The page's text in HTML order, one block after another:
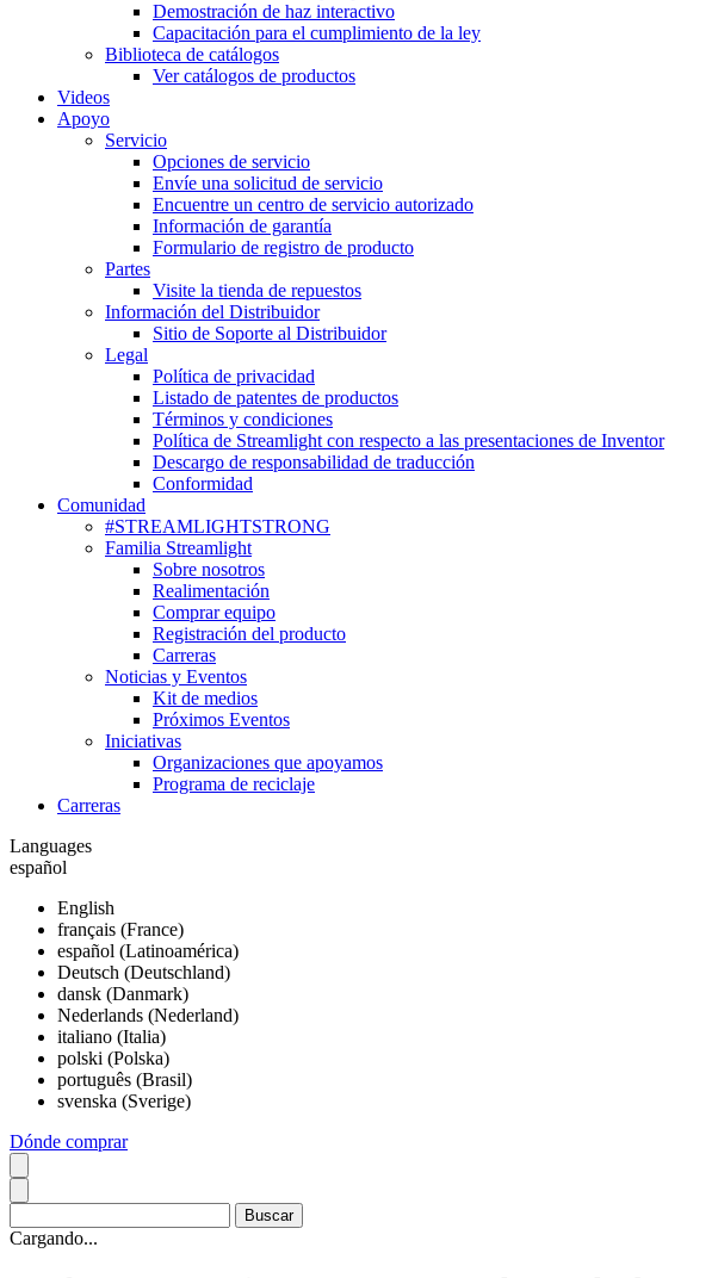
Demostración de haz interactivo
Capacitación para el cumplimiento de la ley
Biblioteca de catálogos
Ver catálogos de productos
Videos
Apoyo
Servicio
Opciones de servicio
Envíe una solicitud de servicio
Encuentre un centro de servicio autorizado
Información de garantía
Formulario de registro de producto
Partes
Visite la tienda de repuestos
Información del Distribuidor
Sitio de Soporte al Distribuidor
Legal
Política de privacidad
Listado de patentes de productos
Términos y condiciones
Política de Streamlight con respecto a las presentaciones de Inventor
Descargo de responsabilidad de traducción
Conformidad
Comunidad
#STREAMLIGHTSTRONG
Familia Streamlight
Sobre nosotros
Realimentación
Comprar equipo
Registración del producto
Carreras
Noticias y Eventos
Kit de medios
Próximos Eventos
Iniciativas
Organizaciones que apoyamos
Programa de reciclaje
Carreras
Languages
español
English
français (France)
español (Latinoamérica)
Deutsch (Deutschland)
dansk (Danmark)
Nederlands (Nederland)
italiano (Italia)
polski (Polska)
português (Brasil)
svenska (Sverige)
Dónde comprar
Cargando...